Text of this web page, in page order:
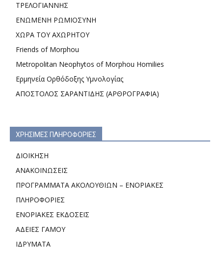
ΤΡΕΛΟΓΙΑΝΝΗΣ
ΕΝΩΜΕΝΗ ΡΩΜΙΟΣΥΝΗ
ΧΩΡΑ ΤΟΥ ΑΧΩΡΗΤΟΥ
Friends of Morphou
Metropolitan Neophytos of Morphou Homilies
Ερμηνεία Ορθόδοξης Υμνολογίας
ΑΠΟΣΤΟΛΟΣ ΣΑΡΑΝΤΙΔΗΣ (ΑΡΘΡΟΓΡΑΦΙΑ)
ΧΡΗΣΙΜΕΣ ΠΛΗΡΟΦΟΡΙΕΣ
ΔΙΟΙΚΗΣΗ
ΑΝΑΚΟΙΝΩΣΕΙΣ
ΠΡΟΓΡΑΜΜΑΤΑ ΑΚΟΛΟΥΘΙΩΝ – ΕΝΟΡΙΑΚΕΣ
ΠΛΗΡΟΦΟΡΙΕΣ
ΕΝΟΡΙΑΚΕΣ ΕΚΔΟΣΕΙΣ
ΑΔΕΙΕΣ ΓΑΜΟΥ
ΙΔΡΥΜΑΤΑ